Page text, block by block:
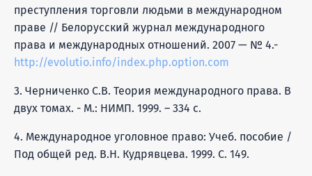
преступления торговли людьми в международном
праве // Белорусский журнал международного
права и международных отношений. 2007 — № 4.-
http://evolutio.info/index.php.option.com
3. Черниченко С.В. Теория международного права. В
двух томах. - М.: НИМП. 1999. – 334 с.
4. Международное уголовное право: Учеб. пособие /
Под общей ред. В.Н. Кудрявцева. 1999. С. 149.